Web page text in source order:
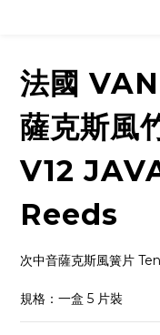
法國
薩克斯風
V12
Reeds
次中音薩克斯風簧片
規格：一盒 5 片裝